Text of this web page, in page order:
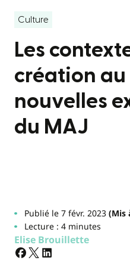
Culture
Les
création
nouvelles
du MAJ
Publié le 7 févr. 2023(Mis
Lecture : 4 minutes
Elise Brouillette